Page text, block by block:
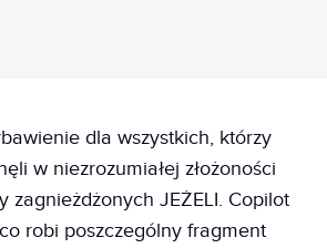
dla wszystkich, którzy
w niezrozumiałej złożoności
zagnieżdżonych JEŻELI. Copilot
robi poszczególny fragment